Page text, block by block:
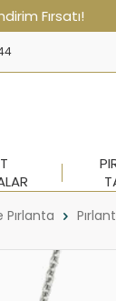
Fırsatı!
Pırlanta